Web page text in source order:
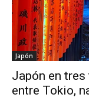
Japón
Japón en
entre Tokio,